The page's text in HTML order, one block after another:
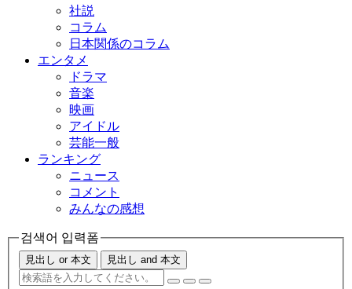
社説
コラム
日本関係のコラム
エンタメ
ドラマ
音楽
映画
アイドル
芸能一般
ランキング
ニュース
コメント
みんなの感想
검색어 입력폼
見出し or 本文 見出し and 本文